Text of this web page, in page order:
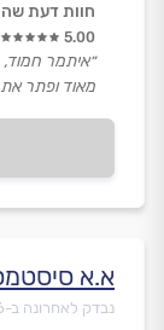
חוות דעת
5.00
״איתמר
מאוד ופתר
א.א
נבדק לאחרונה ב-